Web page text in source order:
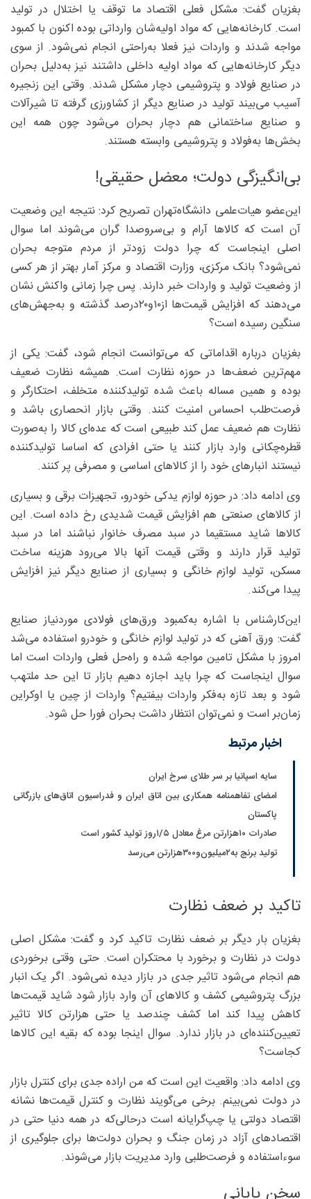
بغزیان گفت: مشکل فعلی اقتصاد ما توقف یا اختلال در تولید
است. کارخانه‌هایی که مواد اولیه‌شان وارداتی بوده اکنون با کمبود
مواجه شدند و واردات نیز فعلا به‌راحتی انجام نمی‌شود. از سوی
دیگر کارخانه‌هایی که مواد اولیه داخلی داشتند نیز به‌دلیل بحران
در صنایع فولاد و پتروشیمی دچار مشکل شدند. وقتی این زنجیره
آسیب می‌بیند تولید در صنایع دیگر از کشاورزی گرفته تا شیرآلات
و صنایع ساختمانی هم دچار بحران می‌شود چون همه این
بخش‌ها به‌فولاد و پتروشیمی وابسته‌ هستند.
بی‌انگیزگی دولت؛ معضل حقیقی!
این‌عضو هیات‌علمی دانشگاه‌تهران تصریح کرد: نتیجه این وضعیت
آن است که کالاها آرام و بی‌سروصدا گران می‌شوند اما سوال
اصلی اینجاست که چرا دولت زودتر از مردم متوجه بحران
نمی‌شود؟ بانک مرکزی، وزارت اقتصاد و مرکز آمار بهتر از هر کسی
از وضعیت تولید و واردات خبر دارند. پس چرا زمانی واکنش نشان
می‌دهند که افزایش قیمت‌ها از۱۰و۲۰‌درصد گذشته و به‌جهش‌های
سنگین رسیده است؟
بغزیان درباره اقداماتی که می‌توانست انجام شود، گفت: یکی از
مهم‌ترین ضعف‌ها در حوزه نظارت است. همیشه نظارت ضعیف
بوده و همین مساله باعث شده تولیدکننده متخلف، احتکارگر و
فرصت‌طلب احساس امنیت کنند. وقتی بازار انحصاری باشد و
نظارت هم ضعیف عمل کند طبیعی است که عده‌ای کالا را به‌صورت
قطره‌چکانی وارد بازار کنند یا حتی افرادی که اساسا تولیدکننده
نیستند انبارهای خود را از کالاهای اساسی و مصرفی پر کنند.
وی ادامه داد: در حوزه لوازم یدکی خودرو، تجهیزات برقی و بسیاری
از کالاهای صنعتی هم افزایش قیمت شدیدی رخ داده است. این
کالاها شاید مستقیما در سبد مصرف خانوار نباشند اما در سبد
تولید قرار دارند و وقتی قیمت آنها بالا می‌رود هزینه ساخت
مسکن، تولید لوازم خانگی و بسیاری از صنایع دیگر نیز افزایش
پیدا می‌کند.
این‌کارشناس با اشاره به‌کمبود ورق‌های فولادی موردنیاز صنایع
گفت: ورق آهنی که در تولید لوازم خانگی و خودرو استفاده می‌شد
امروز با مشکل تامین مواجه شده و راه‌حل فعلی واردات است اما
سوال اینجاست که چرا باید اجازه دهیم بازار تا این حد ملتهب
شود و بعد تازه به‌فکر واردات بیفتیم؟ واردات از چین یا اوکراین
زمان‌بر است و نمی‌توان انتظار داشت بحران فورا حل شود.
اخبار مرتبط
سایه اسپانیا بر سر طلای سرخ ایران
امضای تفاهمنامه همکاری بین اتاق ایران و فدراسیون اتاق‌های بازرگانی
پاکستان
صادرات ۱۰‌هزارتن مرغ معادل ۵/‏۱روز تولید کشور است
تولید برنج به‌۲‌میلیون‌و۳۰۰‌هزارتن می‌رسد
تاکید بر ضعف نظارت
بغزیان بار دیگر بر ضعف نظارت تاکید کرد و گفت: مشکل اصلی
دولت در نظارت و برخورد با محتکران است. حتی وقتی برخوردی
هم انجام می‌شود تاثیر جدی در بازار دیده نمی‌شود. اگر یک انبار
بزرگ پتروشیمی کشف و کالاهای آن وارد بازار شود شاید قیمت‌ها
کاهش پیدا کند اما کشف چندصد یا حتی هزارتن کالا تاثیر
تعیین‌کننده‌ای در بازار ندارد. سوال اینجا بوده که بقیه این کالاها
کجاست؟
وی ادامه داد: واقعیت این است که من اراده جدی برای کنترل بازار
در دولت نمی‌بینم. برخی می‌گویند نظارت و کنترل قیمت‌ها نشانه
اقتصاد دولتی یا چپ‌گرایانه است درحالی‌که در همه دنیا حتی در
اقتصادهای آزاد در زمان جنگ و بحران دولت‌ها برای جلوگیری از
سوءاستفاده و فرصت‌طلبی وارد مدیریت بازار می‌شوند.